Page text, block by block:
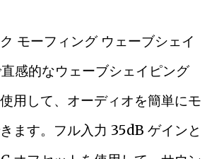
モーフィング ウェーブシェイ
感的なウェーブシェイピング
用して、オーディオを簡単にモ
ます。フル入力 35dB ゲインと